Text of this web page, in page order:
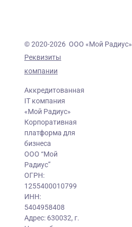
Реквизиты
компании
Аккредитованная
IT компания
«Мой Радиус»
Корпоративная
платформа для
бизнеса
ООО “Мой
Радиус”
ОГРН:
1255400010799
ИНН:
5404958408
Адрес: 630032, г.
© 2020-2026 ООО «Мой Радиус»